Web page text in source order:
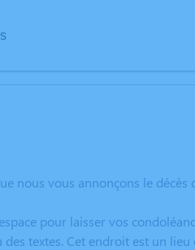
nous vous annonçons le
pour laisser vos
textes. Cet endroit est un